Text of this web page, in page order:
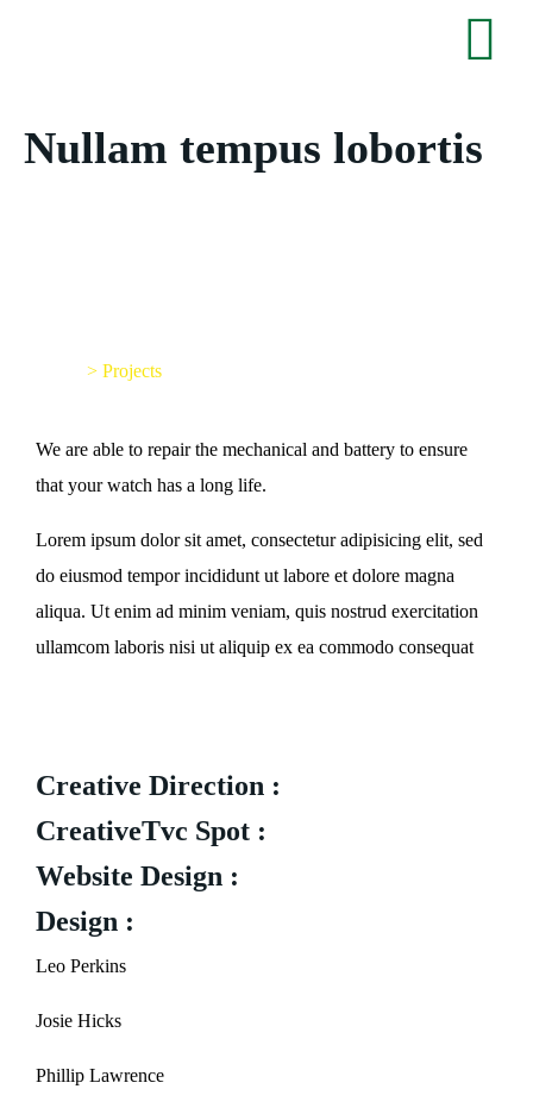
Nullam tempus lobortis
> Projects
We are able to repair the mechanical and battery to ensure
that your watch has a long life.
Lorem ipsum dolor sit amet, consectetur adipisicing elit, sed
do eiusmod tempor incididunt ut labore et dolore magna
aliqua. Ut enim ad minim veniam, quis nostrud exercitation
ullamcom laboris nisi ut aliquip ex ea commodo consequat
Creative Direction :
CreativeTvc Spot :
Website Design :
Design :
Leo Perkins
Josie Hicks
Phillip Lawrence